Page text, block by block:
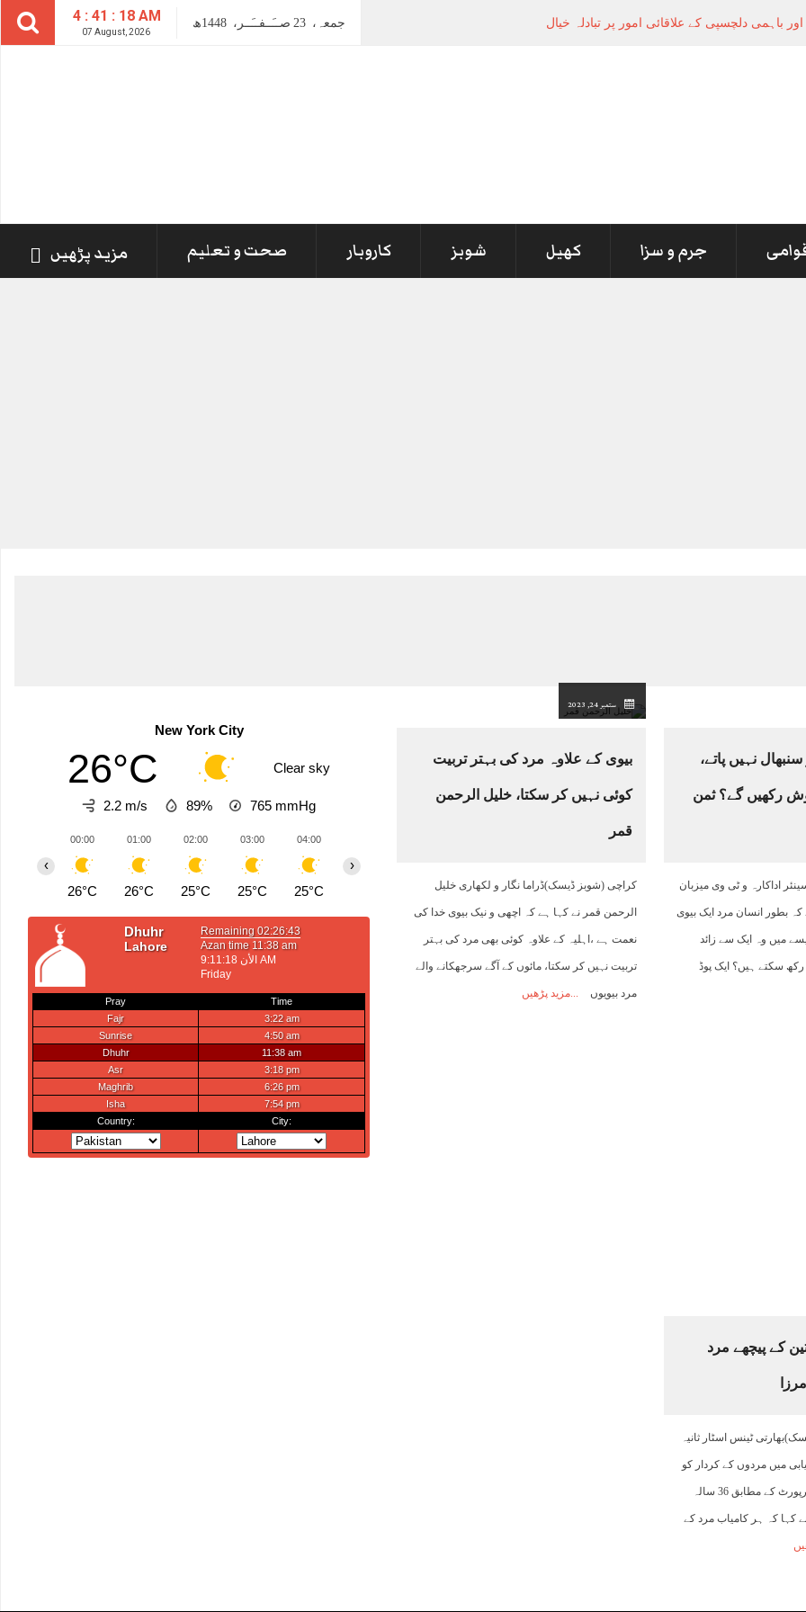
4 : 41 : 19 AM
07 August, 2026
جمعہ، 23 صــَــفــَــر، 1448ھ
جرم و سزا کھیل شوبز کاروبار صحت و تعلیم مزید پڑھیں
New York City
26°C Clear sky
2.2 m/s 89% 765 mmHg
00:00
26°C
01:00
26°C
02:00
25°C
03:00
25°C
04:00
25°C 24°C 24°C 26°C 27°C 29°C 30°C 30°C
‹
›
نہیں پاتے،
رکھیں گے؟ ثمن
اداکارہ و ٹی وی میزبان
کہ بطور انسان مرد ایک بیوی
میں وہ ایک سے زائد
سکتے ہیں؟ ایک پوڈ
ستمبر 24, 2023
بیوی کے علاوہ مرد کی بہتر تربیت
کوئی نہیں کر سکتا، خلیل الرحمن
قمر
کراچی (شوبز ڈیسک)ڈراما نگار و لکھاری خلیل
الرحمن قمر نے کہا ہے کہ اچھی و نیک بیوی خدا کی
نعمت ہے ،اہلیہ کے علاوہ کوئی بھی مرد کی بہتر
تربیت نہیں کر سکتا، مائوں کے آگے سرجھکانے والے
مرد بیویوں مزید پڑھیں
کے پیچھے مرد
ٹینس اسٹار ثانیہ
میں مردوں کے کردار کو
اہم قرار دے دیا۔ میڈیا رپورٹ کے مطابق 36 سالہ
کہا کہ ہر کامیاب مرد کے